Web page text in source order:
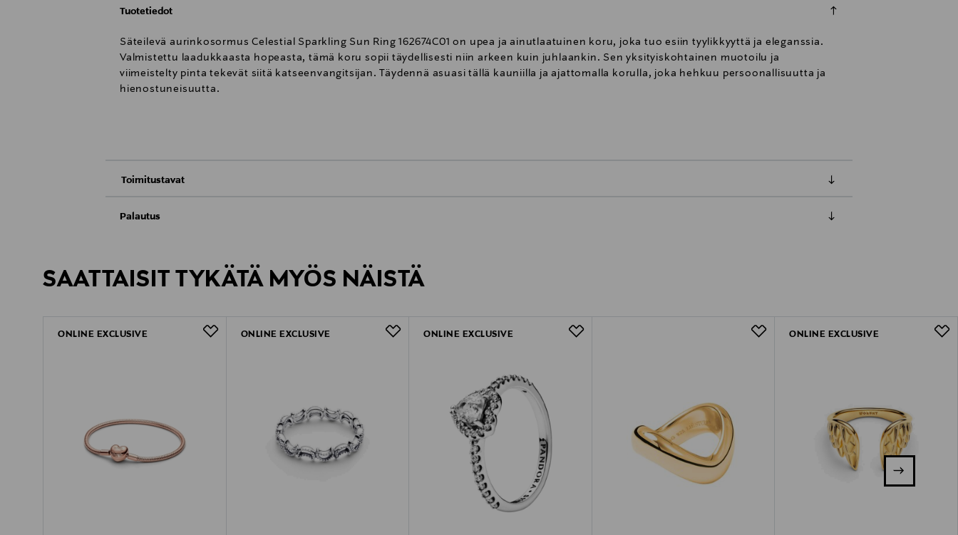
Tuotetiedot
Säteilevä aurinkosormus Celestial Sparkling Sun Ring 162674C01 on upea ja ainutlaatuinen koru, joka tuo esiin tyylikkyyttä ja eleganssia.
Valmistettu laadukkaasta hopeasta, tämä koru sopii täydellisesti niin arkeen kuin juhlaankin. Sen yksityiskohtainen muotoilu ja
viimeistelty pinta tekevät siitä katseenvangitsijan. Täydennä asuasi tällä kauniilla ja ajattomalla korulla, joka hehkuu persoonallisuutta ja
hienostuneisuutta.
Toimitustavat
Palautus
LUE TARKEMMAT PALAUTUSOHJEET
SAATTAISIT TYKÄTÄ MYÖS NÄISTÄ
ONLINE EXCLUSIVE ONLINE EXCLUSIVE ONLINE EXCLUSIVE ONLINE EXCLUSIVE